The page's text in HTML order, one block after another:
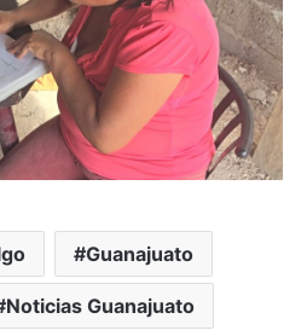
Guanajuato
Noticias Guanajuato